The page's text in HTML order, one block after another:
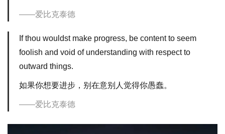
爱比克泰德
If thou wouldst make progress, be content to seem
foolish and void of understanding with respect to
outward things.
如果你想要进步，别在意别人觉得你愚蠢。
爱比克泰德